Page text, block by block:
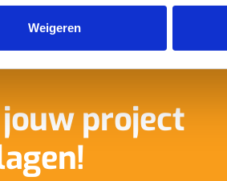
Weigeren
project